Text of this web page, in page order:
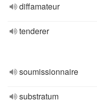
diffamateur
tenderer
soumissionnaire
substratum